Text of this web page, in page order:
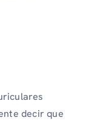
decir que